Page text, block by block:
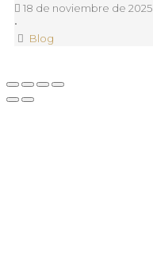
18 de noviembre de 2025
•
Blog